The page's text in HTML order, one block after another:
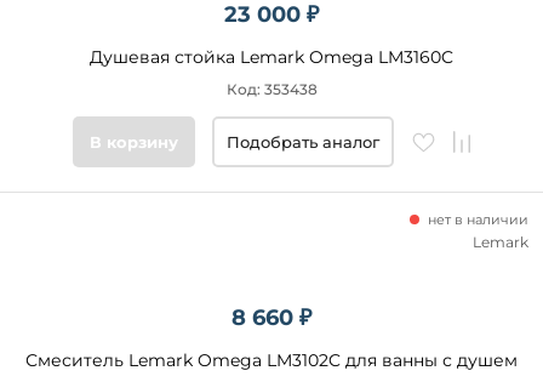
23 000 ₽
Душевая стойка Lemark Omega LM3160C
Код: 353438
В корзину Подобрать аналог
8 660 ₽
Смеситель Lemark Omega LM3102C для ванны с душем
нет в наличии
Lemark